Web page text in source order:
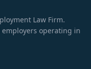
Law Firm.
operating in